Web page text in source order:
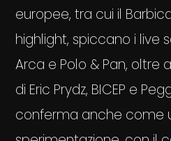
europee, tra cui il
highlight, spiccano i live
Arca e Polo & Pan, oltre
di Eric Prydz, BICEP e
conferma anche come